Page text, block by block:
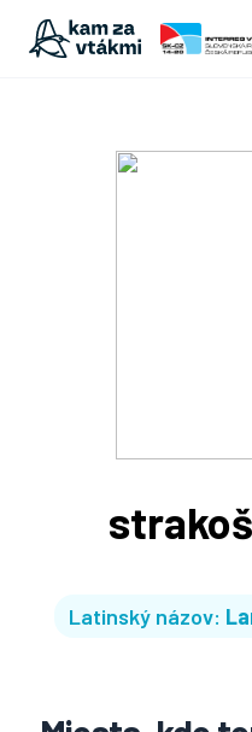
Latinský názov: